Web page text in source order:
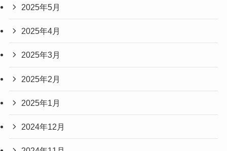
2025年5月
2025年4月
2025年3月
2025年2月
2025年1月
2024年12月